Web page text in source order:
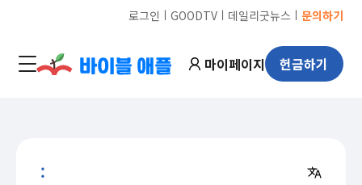
로그인 ㅣ GOODTVㅣ 데일리굿뉴스 ㅣ 문의하기
마이페이지 헌금하기
: